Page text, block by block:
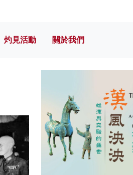
灼見活動 關於我們